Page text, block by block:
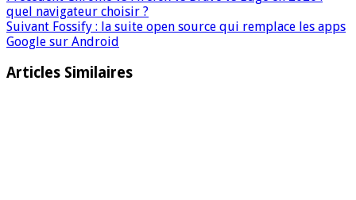
quel navigateur choisir ?
Suivant Fossify : la suite open source qui remplace les apps
Google sur Android
Articles Similaires